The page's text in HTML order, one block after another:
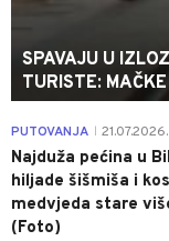
SPAVAJU U
TURISTE:
PUTOVANJA 21.07.2026.
Najduža pećina u
hiljade šišmiša i
medvjeda stare
(Foto)